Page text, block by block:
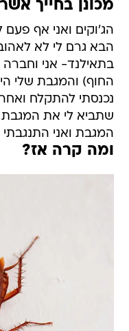
מכונן בחייך
הג'וקים ואני אף
הבא גרם לי לא
בתאילנד- אני וחברה
החוף) והמגבת שלי
נכנסתי להתקלח
שתביא לי את המגבת
המגבת ואני
ומה קרה אז?